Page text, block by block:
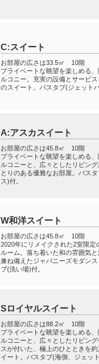
C:スイート
お部屋の広さは33.5㎡ 10階
プライベートな眺望を楽しめる
ルコニー。充実の設備とサービ
のスイート。バスタブ(ジェット
A:アスカスイート
お部屋の広さは45.8㎡ 10階
プライベートな眺望を楽しめる
ルコニーと、広々としたリビン
とりのある優雅なお部屋。バス
ス)付。
W和洋スイート
お部屋の広さは45.8㎡ 10階
2020年にリメイクされた2室限定
ルーム。落ち着いた和の雰囲気
兼ね備えたジャパニーズモダンス
ブ(洗い場)付。
Sロイヤルスイート
お部屋の広さは88.2㎡ 10階
プライベートな眺望を楽しめる
ルコニーと、広々としたリビン
スが付いた、極上のひとときを
イート。バスタブ(海側、ジェッ